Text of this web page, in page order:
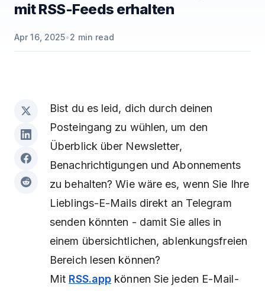
mit RSS-Feeds erhalten
Apr 16, 2025•2 min read
Bist du es leid, dich durch deinen
Posteingang zu wühlen, um den
Überblick über Newsletter,
Benachrichtigungen und Abonnements
zu behalten? Wie wäre es, wenn Sie Ihre
Lieblings-E-Mails direkt an Telegram
senden könnten - damit Sie alles in
einem übersichtlichen, ablenkungsfreien
Bereich lesen können?
Mit RSS.app können Sie jeden E-Mail-